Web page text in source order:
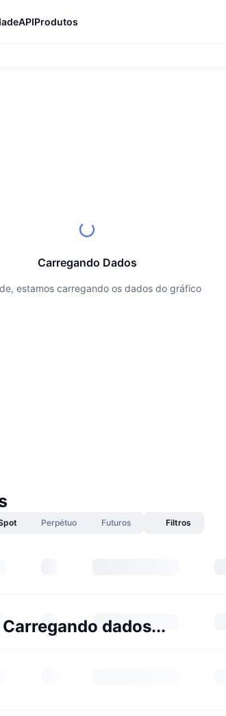
APIProdutos
Carregando Dados
estamos carregando os dados do gráfico
Perpétuo Futuros Filtros
Carregando dados...